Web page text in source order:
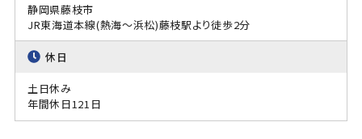
静岡県藤枝市
JR東海道本線(熱海～浜松)藤枝駅より徒歩2分
休日
土日休み
年間休日121日